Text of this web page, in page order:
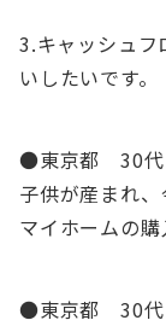
3.キャッシュ
いしたいです。
●東京都 30
子供が産まれ
マイホームの
●東京都 30